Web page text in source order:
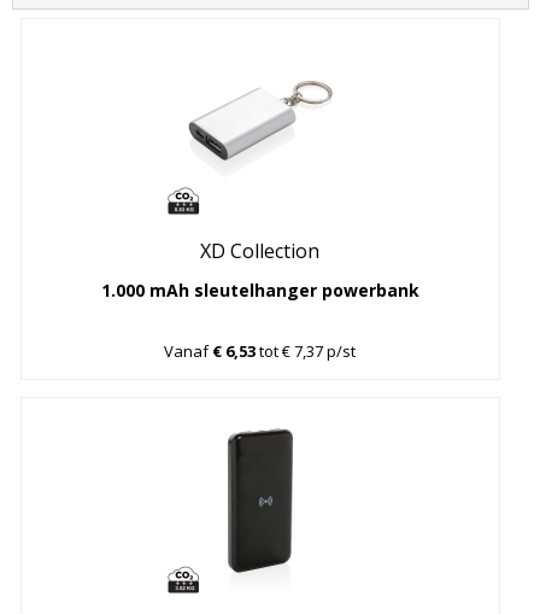
XD Collection
1.000 mAh sleutelhanger powerbank
Vanaf€ 6,53tot € 7,37 p/st